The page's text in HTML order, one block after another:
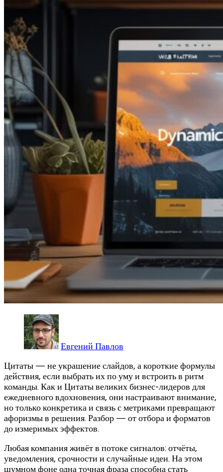
Евгений Павлов
Цитаты — не украшение слайдов, а короткие формулы
действия, если выбрать их по уму и встроить в ритм
команды. Как и Цитаты великих бизнес-лидеров для
ежедневного вдохновения, они настраивают внимание,
но только конкретика и связь с метриками превращают
афоризмы в решения. Разбор — от отбора и форматов
до измеримых эффектов.
Любая компания живёт в потоке сигналов: отчёты,
уведомления, срочности и случайные идеи. На этом
шумном фоне одна точная фраза способна стать